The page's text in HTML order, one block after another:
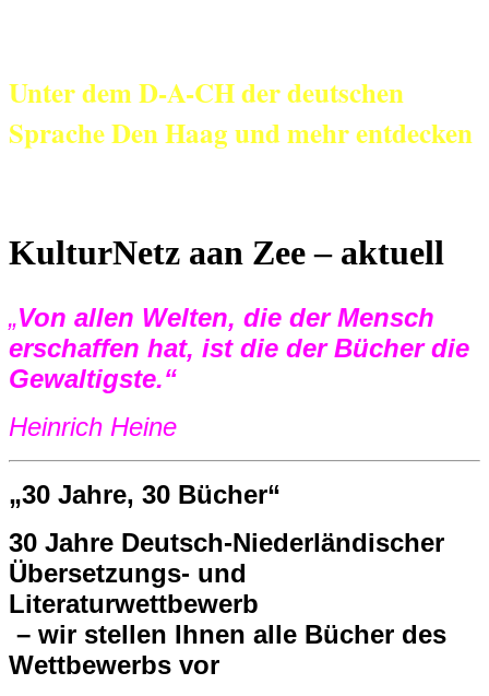
Unter dem D-A-CH der deutschen
Sprache Den Haag und mehr entdecken
KulturNetz aan Zee – aktuell
„Von allen Welten, die der Mensch
erschaffen hat, ist die der Bücher die
Gewaltigste.“
Heinrich Heine
„30 Jahre, 30 Bücher“
30 Jahre Deutsch-Niederländischer
Übersetzungs- und
Literaturwettbewerb
– wir stellen Ihnen alle Bücher des
Wettbewerbs vor